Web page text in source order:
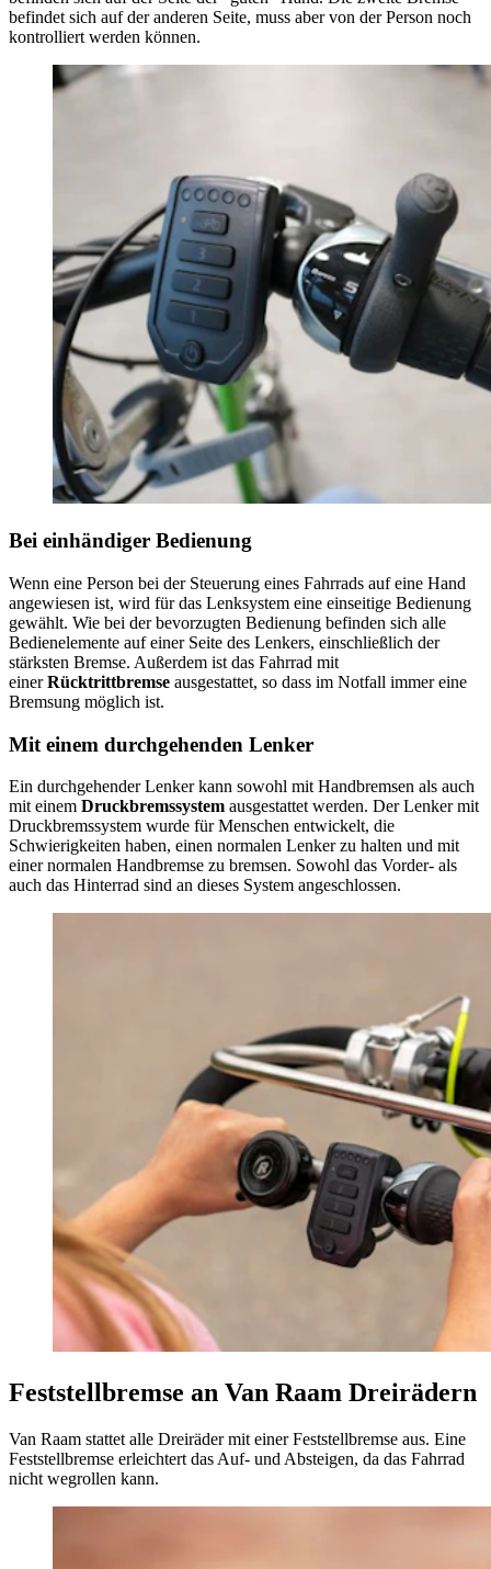
befindet sich auf der anderen Seite, muss aber von der Person noch
kontrolliert werden können.
Bei einhändiger Bedienung
Wenn eine Person bei der Steuerung eines Fahrrads auf eine Hand
angewiesen ist, wird für das Lenksystem eine einseitige Bedienung
gewählt. Wie bei der bevorzugten Bedienung befinden sich alle
Bedienelemente auf einer Seite des Lenkers, einschließlich der
stärksten Bremse. Außerdem ist das Fahrrad mit
einerRücktrittbremse ausgestattet, so dass im Notfall immer eine
Bremsung möglich ist.
Mit einem durchgehenden Lenker
Ein durchgehender Lenker kann sowohl mit Handbremsen als auch
mit einem Druckbremssystem ausgestattet werden. Der Lenker mit
Druckbremssystem wurde für Menschen entwickelt, die
Schwierigkeiten haben, einen normalen Lenker zu halten und mit
einer normalen Handbremse zu bremsen. Sowohl das Vorder- als
auch das Hinterrad sind an dieses System angeschlossen.
Feststellbremse an Van Raam Dreirädern
Van Raam stattet alle Dreiräder mit einer Feststellbremse aus. Eine
Feststellbremse erleichtert das Auf- und Absteigen, da das Fahrrad
nicht wegrollen kann.